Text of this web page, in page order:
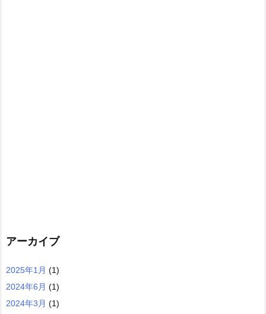
アーカイブ
2025年1月 (1)
2024年6月 (1)
2024年3月 (1)